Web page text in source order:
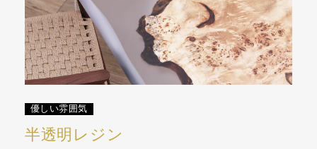
優しい雰囲気
半透明レジン